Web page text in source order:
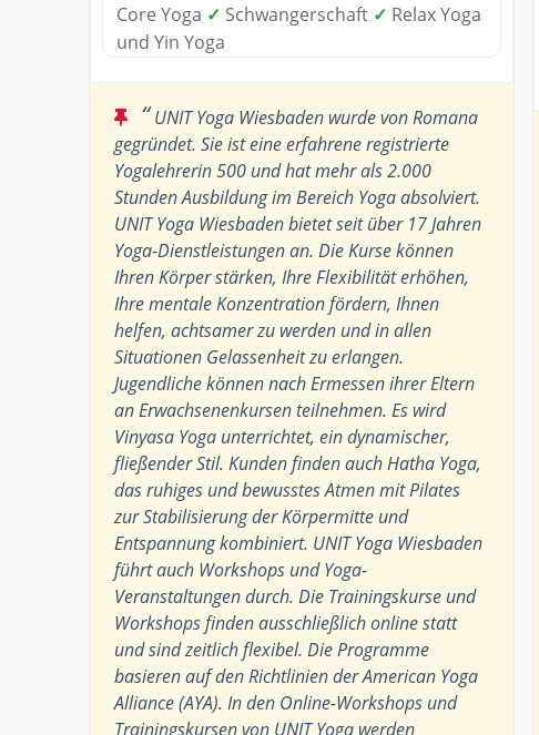
Core Yoga ✓ Schwangerschaft ✓ Relax Yoga
und Yin Yoga
“UNIT Yoga Wiesbaden wurde von Romana
gegründet. Sie ist eine erfahrene registrierte
Yogalehrerin 500 und hat mehr als 2.000
Stunden Ausbildung im Bereich Yoga absolviert.
UNIT Yoga Wiesbaden bietet seit über 17 Jahren
Yoga-Dienstleistungen an. Die Kurse können
Ihren Körper stärken, Ihre Flexibilität erhöhen,
Ihre mentale Konzentration fördern, Ihnen
helfen, achtsamer zu werden und in allen
Situationen Gelassenheit zu erlangen.
Jugendliche können nach Ermessen ihrer Eltern
an Erwachsenenkursen teilnehmen. Es wird
Vinyasa Yoga unterrichtet, ein dynamischer,
fließender Stil. Kunden finden auch Hatha Yoga,
das ruhiges und bewusstes Atmen mit Pilates
zur Stabilisierung der Körpermitte und
Entspannung kombiniert. UNIT Yoga Wiesbaden
führt auch Workshops und Yoga-
Veranstaltungen durch. Die Trainingskurse und
Workshops finden ausschließlich online statt
und sind zeitlich flexibel. Die Programme
basieren auf den Richtlinien der American Yoga
Alliance (AYA). In den Online-Workshops und
Trainingskursen von UNIT Yoga werden